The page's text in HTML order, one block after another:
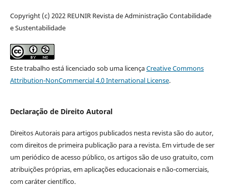
Copyright (c) 2022 REUNIR Revista de Administração Contabilidade
e Sustentabilidade
Este trabalho está licenciado sob uma licençaCreative Commons
Attribution-NonCommercial 4.0 International License.
Declaração de Direito Autoral
Direitos Autorais para artigos publicados nesta revista são do autor,
com direitos de primeira publicação para a revista. Em virtude de ser
um periódico de acesso público, os artigos são de uso gratuito, com
atribuições próprias, em aplicações educacionais e não-comerciais,
com caráter científico.